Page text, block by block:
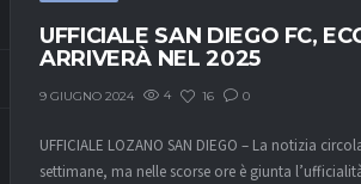
UFFICIALE SAN DIEGO FC,
ARRIVERÀ NEL 2025
9 GIUGNO 2024 4 16 0
UFFICIALE LOZANO SAN DIEGO – La notizia
settimane, ma nelle scorse ore è giunta